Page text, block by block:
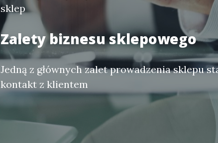
sklep
Zalety biznesu sklepowego
Jedną z głównych zalet prowadzenia sklepu
kontakt z klientem